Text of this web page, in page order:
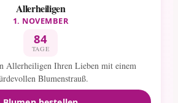
Allerheiligen
1. NOVEMBER
84
TAGE
Allerheiligen Ihren Lieben mit einem
Blumenstrauß.